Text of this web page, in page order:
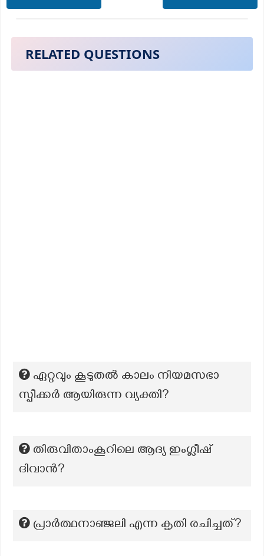
RELATED QUESTIONS
ഏറ്റവും കൂടുതൽ കാലം നിയമസഭാ
സ്പീക്കർ ആയിരുന്ന വ്യക്തി?
തിരുവിതാംകൂറിലെ ആദ്യ ഇംഗ്ലീഷ്
ദിവാൻ?
പ്രാർത്ഥനാഞ്ജലി എന്ന കൃതി രചിച്ചത്?